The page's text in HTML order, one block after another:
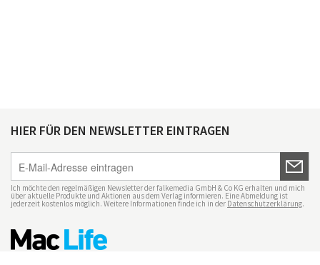
HIER FÜR DEN NEWSLETTER EINTRAGEN
Ich möchte den regelmäßigen Newsletter der falkemedia GmbH & Co KG erhalten und mich
über aktuelle Produkte und Aktionen aus dem Verlag informieren. Eine Abmeldung ist
jederzeit kostenlos möglich. Weitere Informationen finde ich in der Datenschutzerklärung.